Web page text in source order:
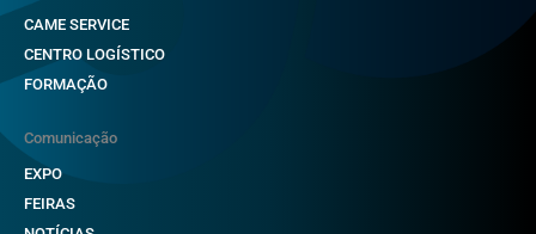
CAME SERVICE
CENTRO LOGÍSTICO
FORMAÇÃO
Comunicação
EXPO
FEIRAS